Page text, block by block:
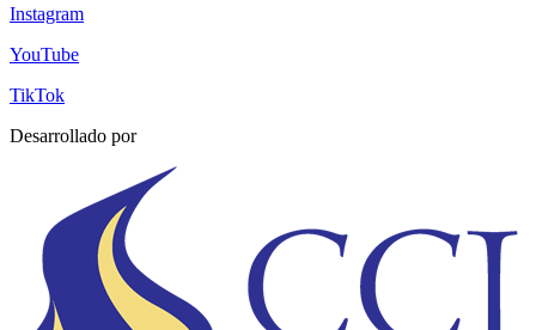
Instagram
YouTube
TikTok
Desarrollado por